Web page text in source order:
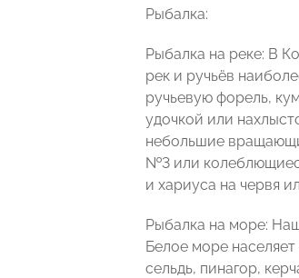
Рыбалка:
Рыбалка на реке: В
рек и ручьёв
ручьевую форель,
удочкой или
небольшие
№3 или
и хариуса на червя
Рыбалка на море:
Белое море
сельдь, пинагор,